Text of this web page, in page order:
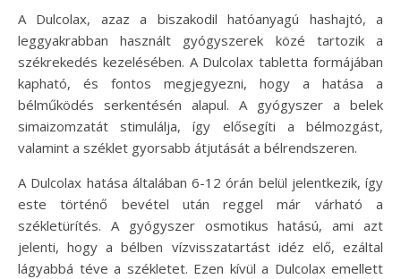
A Dulcolax, azaz a biszakodil hatóanyagú hashajtó, a
leggyakrabban használt gyógyszerek közé tartozik a
székrekedés kezelésében. A Dulcolax tabletta formájában
kapható, és fontos megjegyezni, hogy a hatása a
bélműködés serkentésén alapul. A gyógyszer a belek
simaizomzatát stimulálja, így elősegíti a bélmozgást,
valamint a széklet gyorsabb átjutását a bélrendszeren.
A Dulcolax hatása általában 6-12 órán belül jelentkezik, így
este történő bevétel után reggel már várható a
székletürítés. A gyógyszer osmotikus hatású, ami azt
jelenti, hogy a bélben vízvisszatartást idéz elő, ezáltal
lágyabbá téve a székletet. Ezen kívül a Dulcolax emellett